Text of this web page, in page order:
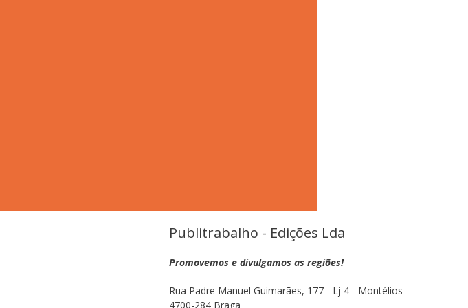
Publitrabalho - Edições Lda
Promovemos e divulgamos as regiões!
Rua Padre Manuel Guimarães, 177 - Lj 4 - Montélios
4700-284 Braga